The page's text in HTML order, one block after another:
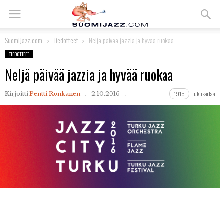
SuomiJazz.com Tiedotteet Neljä päivää jazzia ja hyvää ruokaa
TIEDOTTEET
Neljä päivää jazzia ja hyvää ruokaa
Kirjoitti Pentti Ronkanen 2.10.2016 1915 lukukertaa